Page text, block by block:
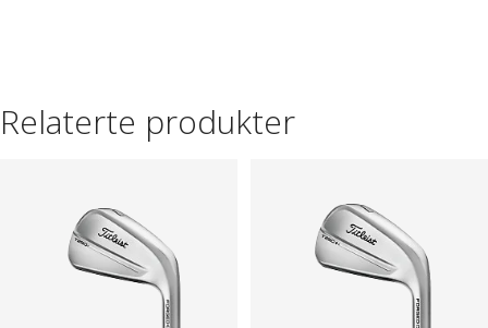
Relaterte produkter